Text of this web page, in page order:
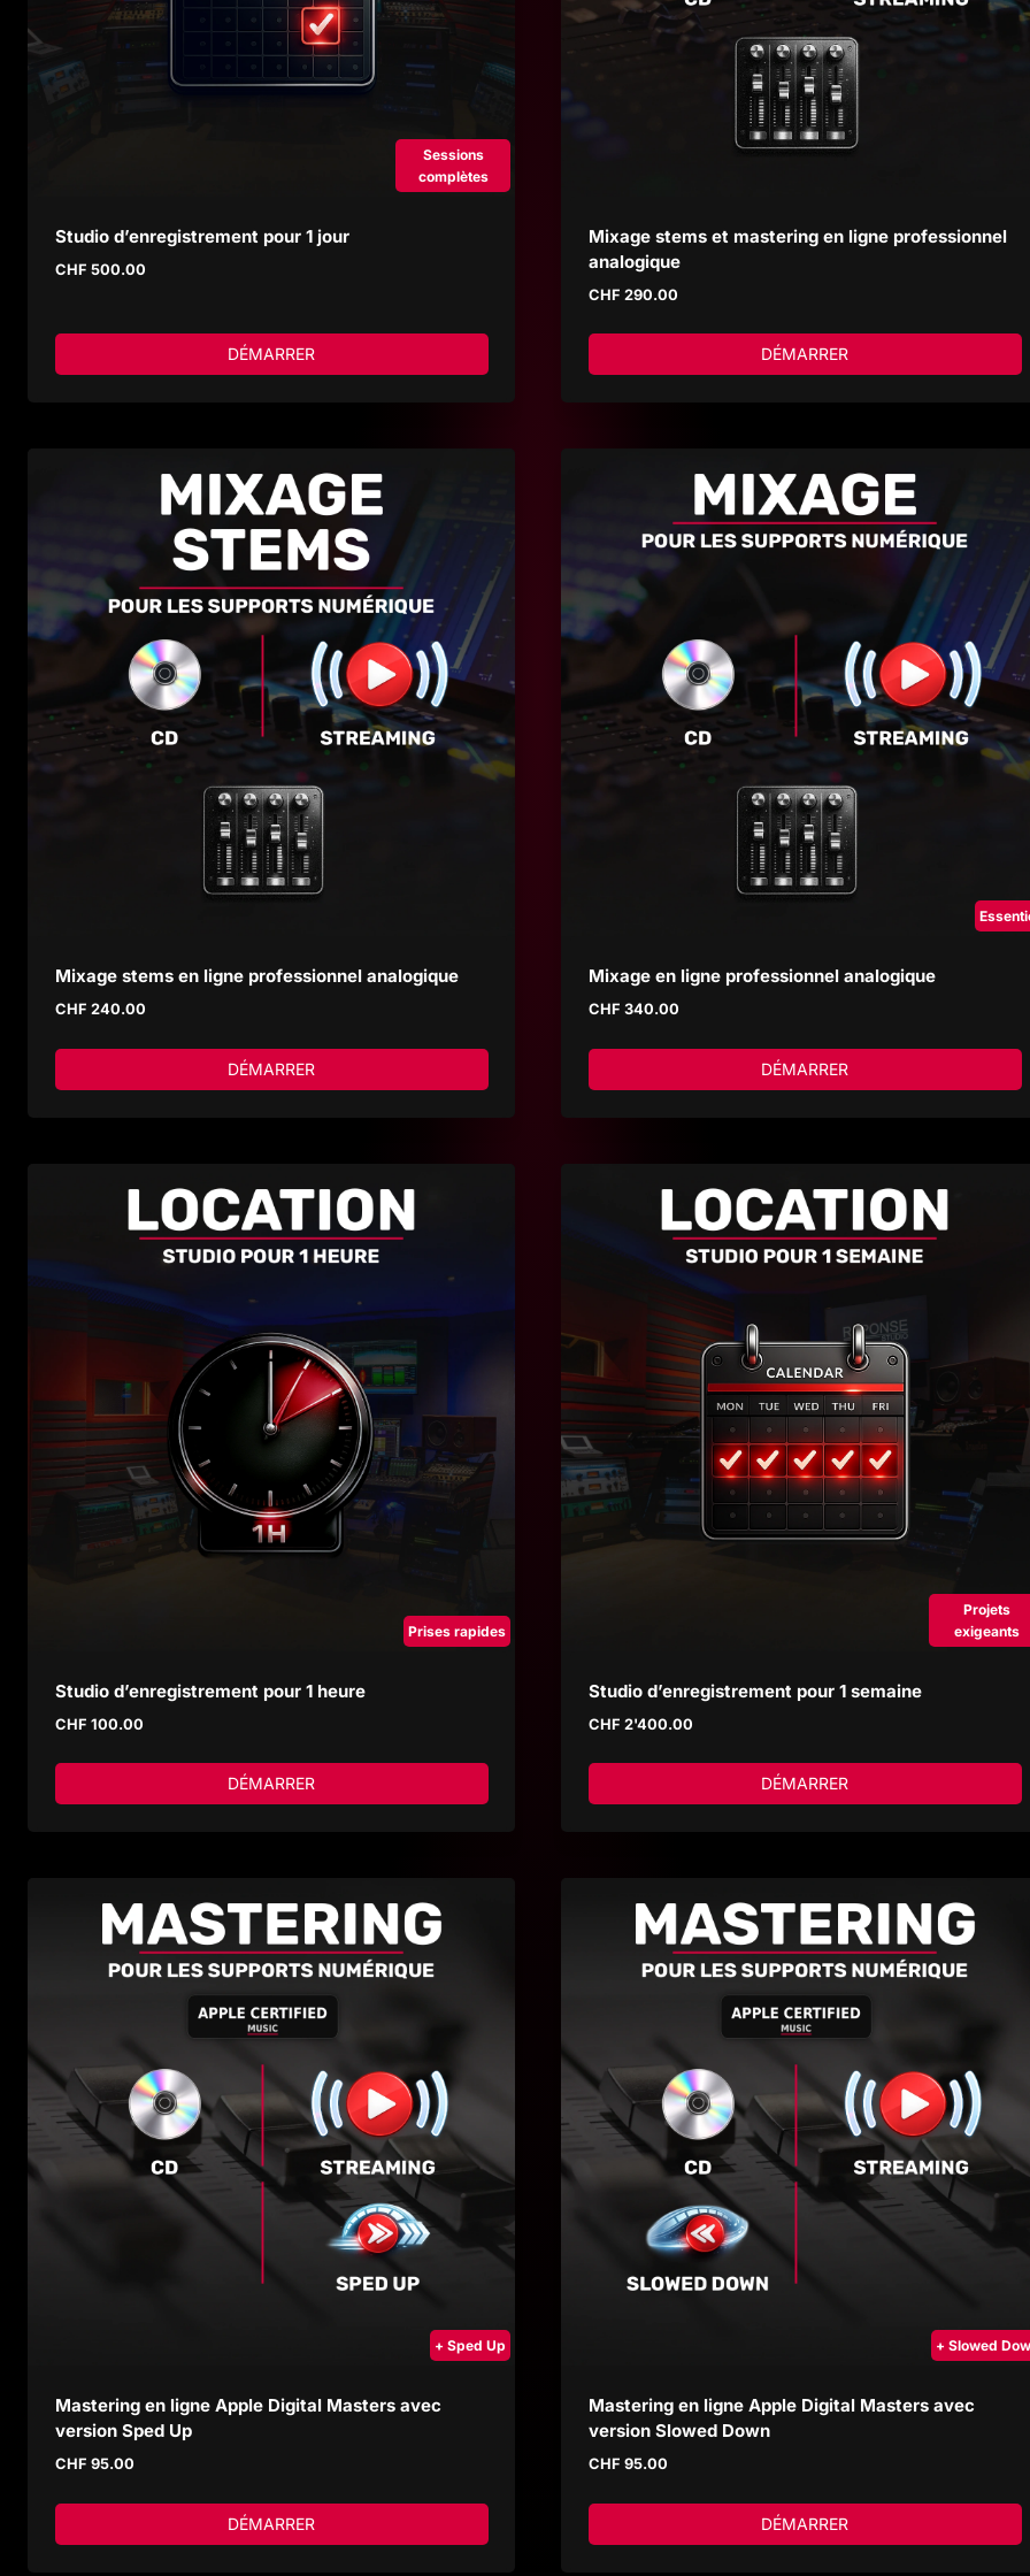
Sessions
complètes
Studio d’enregistrement pour 1 jour
CHF 500.00
DÉMARRER
Mixage stems et mastering en ligne professionnel
analogique
CHF 290.00
DÉMARRER
Mixage stems en ligne professionnel analogique
CHF 240.00
DÉMARRER
Mixage en ligne professionnel analogique
CHF 340.00
DÉMARRER
Prises rapides
Studio d’enregistrement pour 1 heure
CHF 100.00
DÉMARRER
Projets
exigeants
Studio d’enregistrement pour 1 semaine
CHF 2'400.00
DÉMARRER
+ Sped Up
Mastering en ligne Apple Digital Masters avec
version Sped Up
CHF 95.00
DÉMARRER
+ Slowed
Mastering en ligne Apple Digital Masters avec
version Slowed Down
CHF 95.00
DÉMARRER